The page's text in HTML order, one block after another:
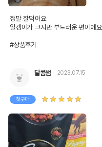
정말 잘먹어요
알갱이가 크지만 부드러운 편이에요
#상품후기
달콤샘 2023.07.15
첫구매